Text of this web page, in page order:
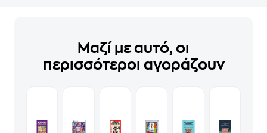
Μαζί με αυτό, οι
περισσότεροι αγοράζουν